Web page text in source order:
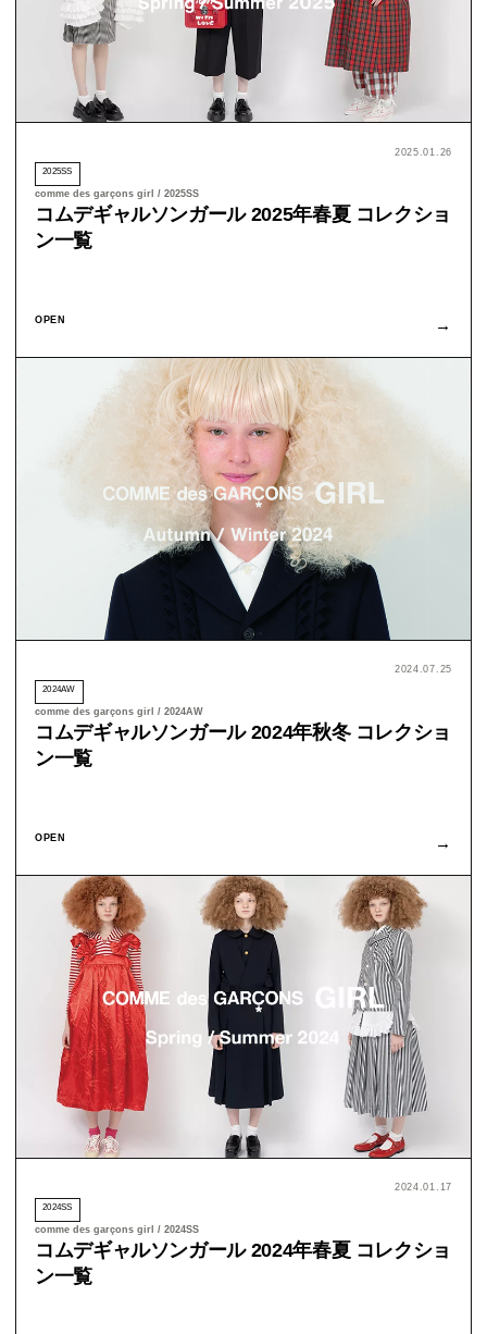
2025.01.26
2025SS
comme des garçons girl / 2025SS
コムデギャルソンガール 2025年春夏 コレクショ
ン一覧
OPEN →
2024.07.25
2024AW
comme des garçons girl / 2024AW
コムデギャルソンガール 2024年秋冬 コレクショ
ン一覧
OPEN →
2024.01.17
2024SS
comme des garçons girl / 2024SS
コムデギャルソンガール 2024年春夏 コレクショ
ン一覧